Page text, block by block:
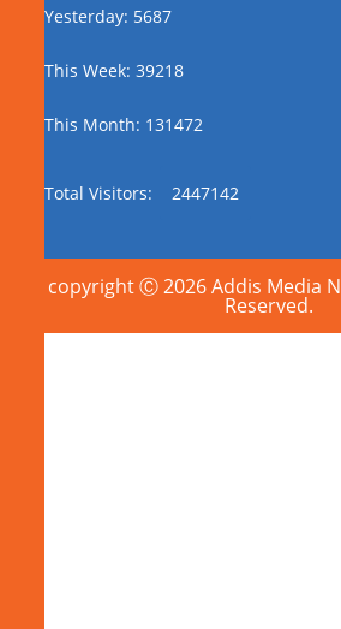
Yesterday: 5687
This Week: 39218
This Month: 131472
Total Visitors: 2447142
copyright Ⓒ 2026 Addis Media
Reserved.